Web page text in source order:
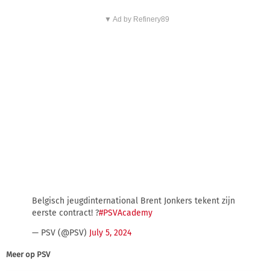
▼ Ad by Refinery89
Belgisch jeugdinternational Brent Jonkers tekent zijn
eerste contract! ?#PSVAcademy
— PSV (@PSV) July 5, 2024
Meer op PSV